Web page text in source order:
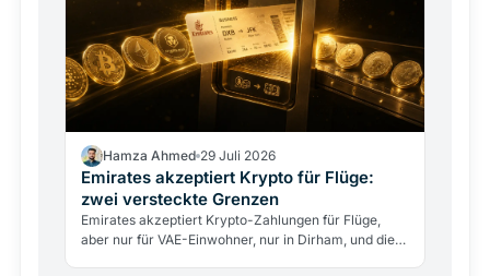
Hamza Ahmed 29 Juli 2026
Emirates akzeptiert Krypto für Flüge:
zwei versteckte Grenzen
Emirates akzeptiert Krypto-Zahlungen für Flüge,
aber nur für VAE-Einwohner, nur in Dirham, und die